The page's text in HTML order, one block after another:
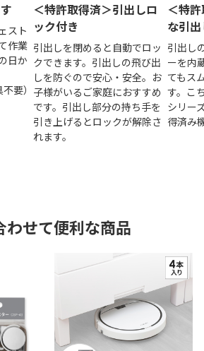
スト
作業
日か
要）
＜特許取得済＞引出しロ
ック付き
引出しを閉めると自動でロッ
クできます。引出しの飛び出
しを防ぐので安心・安全。お
子様がいるご家庭におすすめ
です。引出し部分の持ち手を
引き上げるとロックが解除さ
れます。
＜特
な引
引出し
ーを内
てもス
す。こ
シリー
得済み
わせて便利な商品